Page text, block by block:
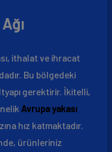
ithalat ve ihracat
Bu bölgedeki
gerektirir. İkitelli,
Avrupa yakası
hız katmaktadır.
ürünleriniz